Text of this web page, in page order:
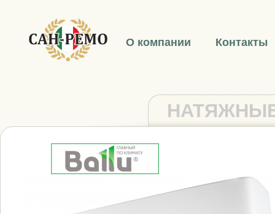
О компании Контакты